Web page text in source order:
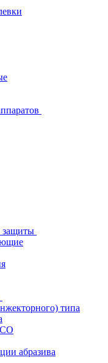
защиты
типа
абразива